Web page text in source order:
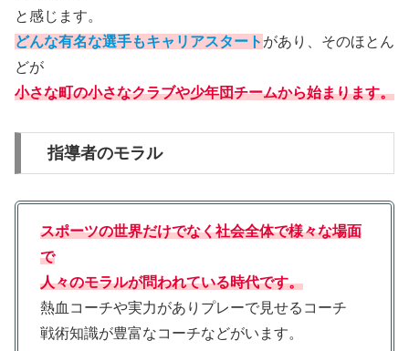
と感じます。
どんな有名な選手もキャリアスタート があり、そのほとん
どが
小さな町の小さなクラブや少年団チームから始まります。
指導者のモラル
スポーツの世界だけでなく社会全体で様々な場面
で
人々のモラルが問われている時代です。
熱血コーチや実力がありプレーで見せるコーチ
戦術知識が豊富なコーチなどがいます。